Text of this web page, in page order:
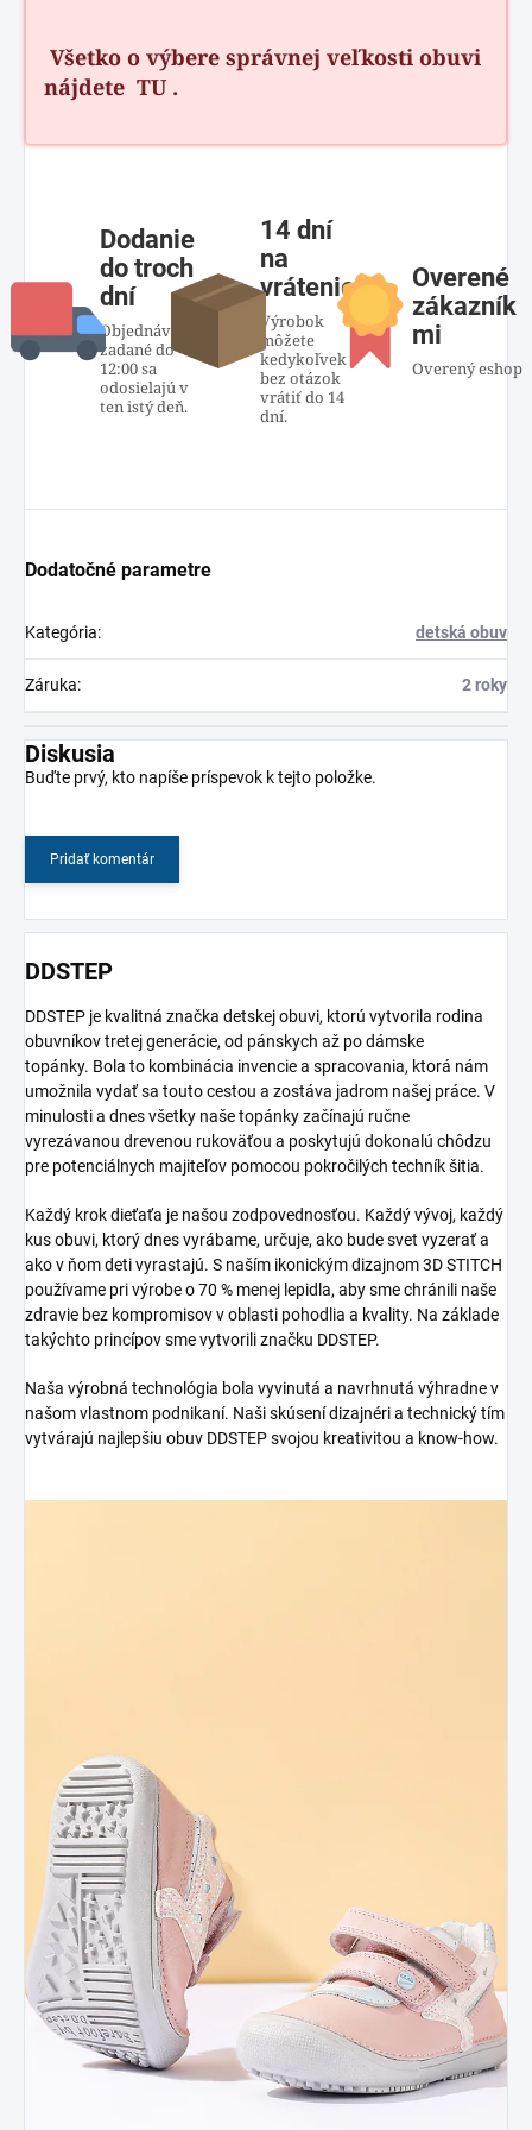
Všetko o výbere správnej veľkosti obuvi
nájdete TU.
Dodanie
do troch
dní
Objednávky
zadané do
12:00 sa
odosielajú v
ten istý deň.
14 dní
na
vrátenie
Výrobok
môžete
kedykoľvek
bez otázok
vrátiť do 14
dní.
Overené
zákazník
mi
Overený eshop
Dodatočné parametre
Kategória: detská obuv
Záruka: 2 roky
Diskusia
Buďte prvý, kto napíše príspevok k tejto položke.
Pridať komentár
DDSTEP
DDSTEP je kvalitná značka detskej obuvi, ktorú vytvorila rodina
obuvníkov tretej generácie, od pánskych až po dámske
topánky. Bola to kombinácia invencie a spracovania, ktorá nám
umožnila vydať sa touto cestou a zostáva jadrom našej práce. V
minulosti a dnes všetky naše topánky začínajú ručne
vyrezávanou drevenou rukoväťou a poskytujú dokonalú chôdzu
pre potenciálnych majiteľov pomocou pokročilých techník šitia.
Každý krok dieťaťa je našou zodpovednosťou. Každý vývoj, každý
kus obuvi, ktorý dnes vyrábame, určuje, ako bude svet vyzerať a
ako v ňom deti vyrastajú. S naším ikonickým dizajnom 3D STITCH
používame pri výrobe o 70 % menej lepidla, aby sme chránili naše
zdravie bez kompromisov v oblasti pohodlia a kvality. Na základe
takýchto princípov sme vytvorili značku DDSTEP.
Naša výrobná technológia bola vyvinutá a navrhnutá výhradne v
našom vlastnom podnikaní. Naši skúsení dizajnéri a technický tím
vytvárajú najlepšiu obuv DDSTEP svojou kreativitou a know-how.